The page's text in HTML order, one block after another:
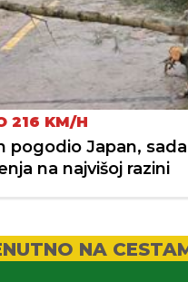
216 KM/H
pogodio Japan,
na najvišoj razini
NA